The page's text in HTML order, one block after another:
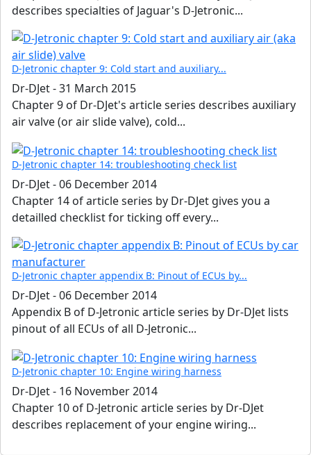
describes specialties of Jaguar's D-Jetronic...
D-Jetronic chapter 9: Cold start and auxiliary...
Dr-DJet-31 March 2015
Chapter 9 of Dr-DJet's article series describes auxiliary
air valve (or air slide valve), cold...
D-Jetronic chapter 14: troubleshooting check list
Dr-DJet-06 December 2014
Chapter 14 of article series by Dr-DJet gives you a
detailled checklist for ticking off every...
D-Jetronic chapter appendix B: Pinout of ECUs by...
Dr-DJet-06 December 2014
Appendix B of D-Jetronic article series by Dr-DJet lists
pinout of all ECUs of all D-Jetronic...
D-Jetronic chapter 10: Engine wiring harness
Dr-DJet- 16 November 2014
Chapter 10 of D-Jetronic article series by Dr-DJet
describes replacement of your engine wiring...